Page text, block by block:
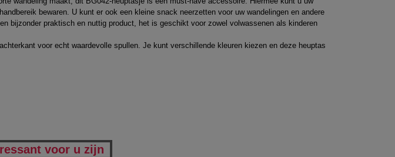
bewaren. U kunt er ook een kleine snack neerzetten voor uw wandelingen en andere
bijzonder praktisch en nuttig product, het is geschikt voor zowel volwassenen als kinderen
voor echt waardevolle spullen. Je kunt verschillende kleuren kiezen en deze heuptas
voor u zijn